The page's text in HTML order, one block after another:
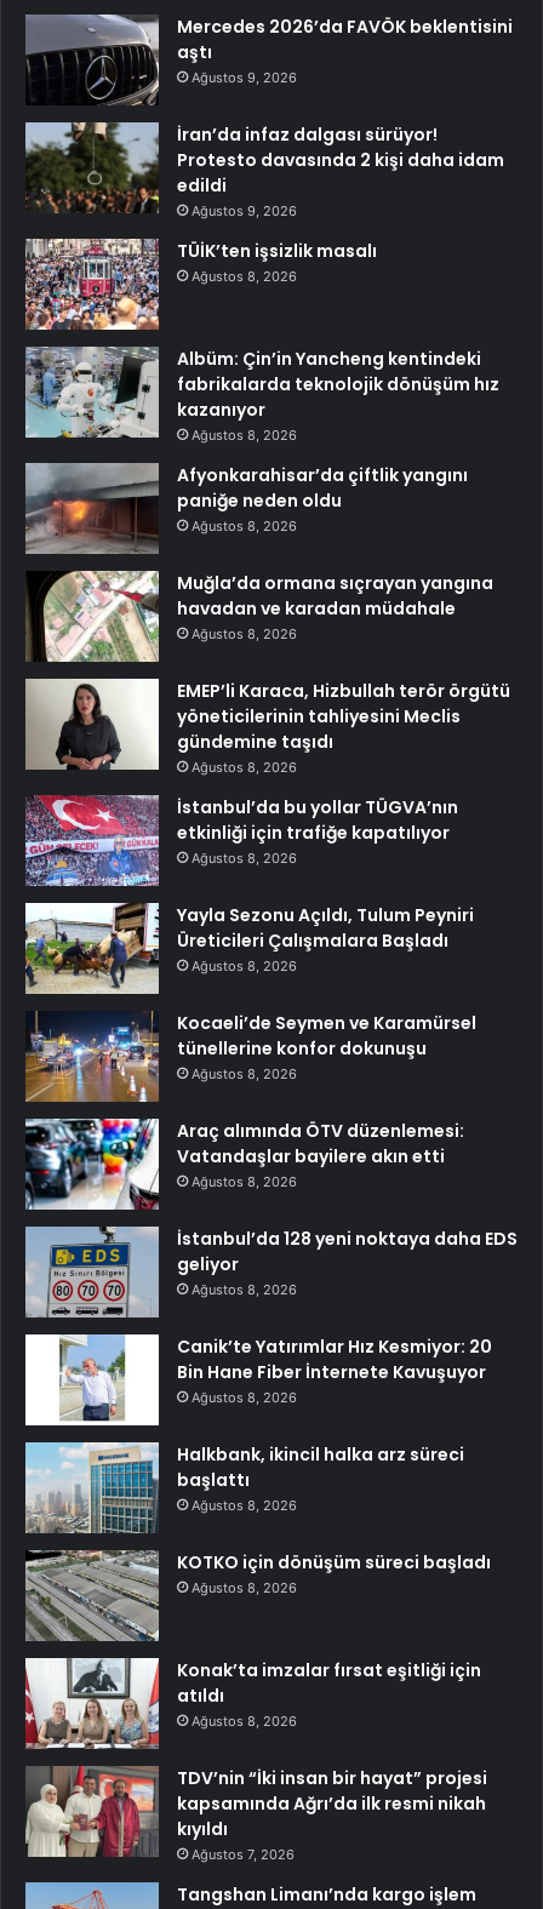
Mercedes 2026’da FAVÖK beklentisini
aştı
Ağustos 9, 2026
İran’da infaz dalgası sürüyor!
Protesto davasında 2 kişi daha idam
edildi
Ağustos 9, 2026
TÜİK’ten işsizlik masalı
Ağustos 8, 2026
Albüm: Çin’in Yancheng kentindeki
fabrikalarda teknolojik dönüşüm hız
kazanıyor
Ağustos 8, 2026
Afyonkarahisar’da çiftlik yangını
paniğe neden oldu
Ağustos 8, 2026
Muğla’da ormana sıçrayan yangına
havadan ve karadan müdahale
Ağustos 8, 2026
EMEP’li Karaca, Hizbullah terör örgütü
yöneticilerinin tahliyesini Meclis
gündemine taşıdı
Ağustos 8, 2026
İstanbul’da bu yollar TÜGVA’nın
etkinliği için trafiğe kapatılıyor
Ağustos 8, 2026
Yayla Sezonu Açıldı, Tulum Peyniri
Üreticileri Çalışmalara Başladı
Ağustos 8, 2026
Kocaeli’de Seymen ve Karamürsel
tünellerine konfor dokunuşu
Ağustos 8, 2026
Araç alımında ÖTV düzenlemesi:
Vatandaşlar bayilere akın etti
Ağustos 8, 2026
İstanbul’da 128 yeni noktaya daha EDS
geliyor
Ağustos 8, 2026
Canik’te Yatırımlar Hız Kesmiyor: 20
Bin Hane Fiber İnternete Kavuşuyor
Ağustos 8, 2026
Halkbank, ikincil halka arz süreci
başlattı
Ağustos 8, 2026
KOTKO için dönüşüm süreci başladı
Ağustos 8, 2026
Konak’ta imzalar fırsat eşitliği için
atıldı
Ağustos 8, 2026
TDV’nin “İki insan bir hayat” projesi
kapsamında Ağrı’da ilk resmi nikah
kıyıldı
Ağustos 7, 2026
Tangshan Limanı’nda kargo işlem